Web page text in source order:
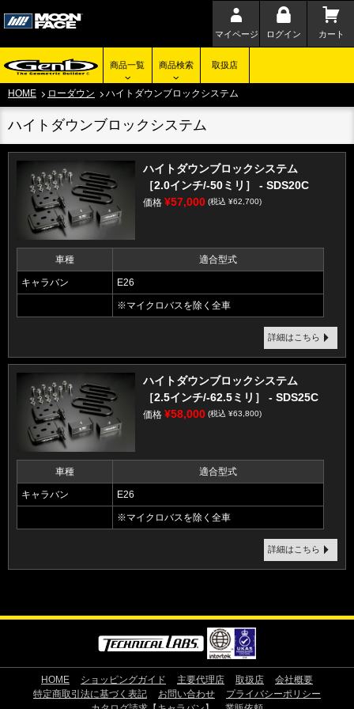
マイページ ログイン カート
商品一覧 商品検索 取扱店
HOME ローダウン ハイトダウンブロックシステム
ハイトダウンブロックシステム
ハイトダウンブロックシステム
［2.0インチ/-50ミリ］ - SDS20C
価格 ¥57,000 (税込 ¥62,700)
車種 適合型式
キャラバン E26
※マイクロバスを除く全車
詳細はこちら
ハイトダウンブロックシステム
［2.5インチ/-62.5ミリ］ - SDS25C
価格 ¥58,000 (税込 ¥63,800)
車種 適合型式
キャラバン E26
※マイクロバスを除く全車
詳細はこちら
HOME ショッピングガイド 主要代理店 取扱店
会社概要
特定商取引法に基づく表記
お問い合わせ
プライバシーポリシー